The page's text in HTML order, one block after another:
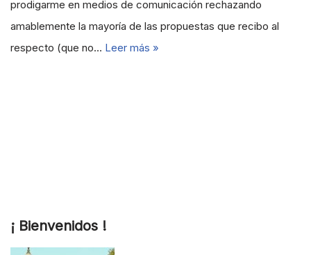
prodigarme en medios de comunicación rechazando
amablemente la mayoría de las propuestas que recibo al
respecto (que no… Leer más »
¡ Bienvenidos !